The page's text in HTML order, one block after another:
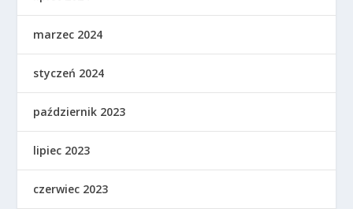
marzec 2024
styczeń 2024
październik 2023
lipiec 2023
czerwiec 2023